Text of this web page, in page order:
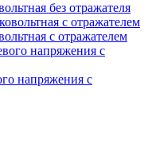
без отражателя
с отражателем
напряжения с